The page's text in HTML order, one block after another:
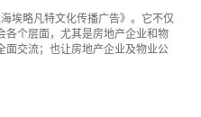
埃略凡特文化传播广告》。它不仅
各个层面，尤其是房地产企业和物
面交流；也让房地产企业及物业公